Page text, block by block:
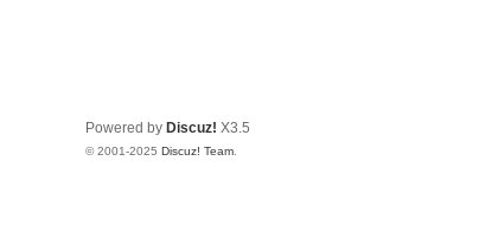
Powered by Discuz! X3.5
© 2001-2025 Discuz! Team